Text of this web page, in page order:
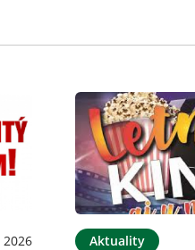
2026 Aktuality